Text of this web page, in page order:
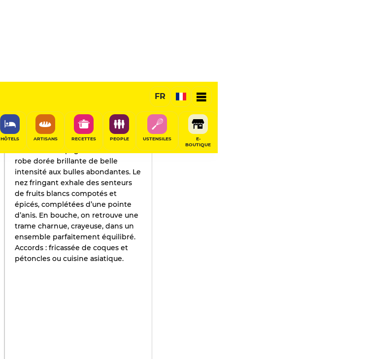
FR
HÔTELS ARTISANS RECETTES PEOPLE USTENSILES
E-
BOUTIQUE
PARTAGER
L'AVIS DE GAULT&MILLAU
2019
Voici un champagne doté d'une
robe dorée brillante de belle
intensité aux bulles abondantes. Le
nez fringant exhale des senteurs
de fruits blancs compotés et
épicés, complétées d’une pointe
d’anis. En bouche, on retrouve une
trame charnue, crayeuse, dans un
ensemble parfaitement équilibré.
Accords : fricassée de coques et
pétoncles ou cuisine asiatique.